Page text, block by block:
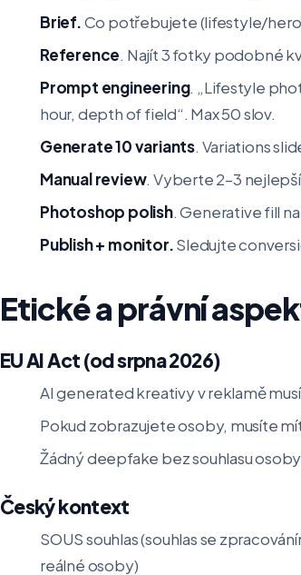
Brief.Co potřebujete (lifestyle/
Reference. Najít 3 fotky podobné
Prompt engineering. „Lifestyle
hour, depth of field“. Max 50 slov.
Generate 10 variants. Variations
Manual review. Vyberte 2–3
Photoshop polish. Generative fill
Publish + monitor.Sledujte
Etické a právní
EU AI Act (od srpna 2026)
AI generated kreativy v reklamě
Pokud zobrazujete osoby, musíte
Žádný deepfake bez souhlasu
Český kontext
SOUS souhlas (souhlas se
reálné osoby)